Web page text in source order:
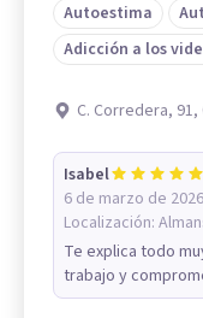
Autoestima
Adicción a los
C. Corredera,
Isabel
6 de marzo de 2026
Localización:
Te explica todo
trabajo y